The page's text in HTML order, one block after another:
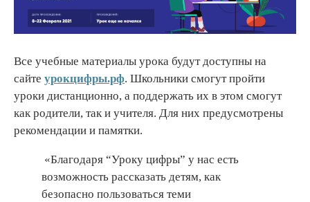
Все учебные материалы урока будут доступны на
сайте урокцифры.рф. Школьники смогут пройти
уроки дистанционно, а поддержать их в этом смогут
как родители, так и учителя. Для них предусмотрены
рекомендации и памятки.
«Благодаря “Уроку цифры” у нас есть
возможность рассказать детям, как
безопасно пользоваться теми